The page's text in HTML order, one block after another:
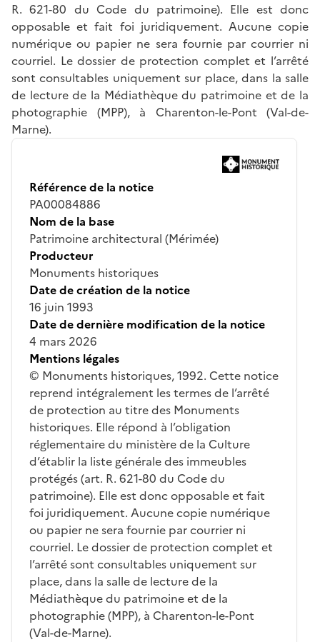
R. 621-80 du Code du patrimoine). Elle est donc
opposable et fait foi juridiquement. Aucune copie
numérique ou papier ne sera fournie par courrier ni
courriel. Le dossier de protection complet et l’arrêté
sont consultables uniquement sur place, dans la salle
de lecture de la Médiathèque du patrimoine et de la
photographie (MPP), à Charenton-le-Pont (Val-de-
Marne).
Référence de la notice
PA00084886
Nom de la base
Patrimoine architectural (Mérimée)
Producteur
Monuments historiques
Date de création de la notice
16 juin 1993
Date de dernière modification de la notice
4 mars 2026
Mentions légales
© Monuments historiques, 1992. Cette notice
reprend intégralement les termes de l’arrêté
de protection au titre des Monuments
historiques. Elle répond à l’obligation
réglementaire du ministère de la Culture
d’établir la liste générale des immeubles
protégés (art. R. 621-80 du Code du
patrimoine). Elle est donc opposable et fait
foi juridiquement. Aucune copie numérique
ou papier ne sera fournie par courrier ni
courriel. Le dossier de protection complet et
l’arrêté sont consultables uniquement sur
place, dans la salle de lecture de la
Médiathèque du patrimoine et de la
photographie (MPP), à Charenton-le-Pont
(Val-de-Marne).